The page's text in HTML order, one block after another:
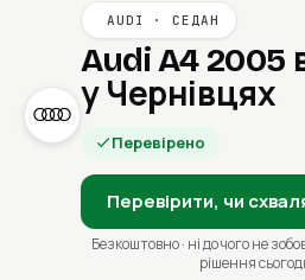
AUDI · СЕДАН
Audi A4 2005
у Чернівцях
Перевірено
Перевірити, чи
Безкоштовно · ні до чого не
рішення